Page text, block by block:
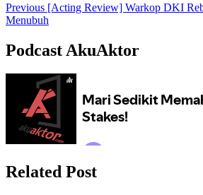
Previous [Acting Review] Warkop DKI
Menubuh
Podcast AkuAktor
Related Post